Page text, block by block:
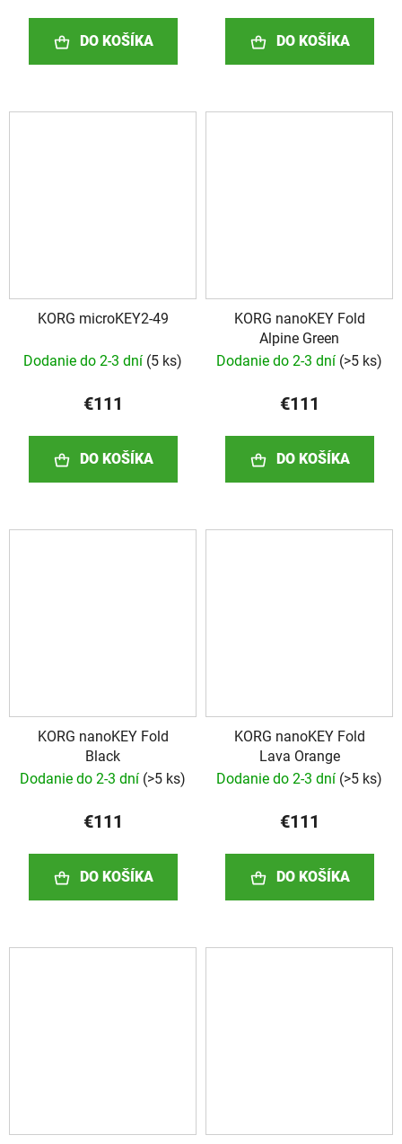
DO KOŠÍKA DO KOŠÍKA
KORG microKEY2-49
Dodanie do 2-3 dní (5 ks)
€111
DO KOŠÍKA
KORG nanoKEY Fold
Alpine Green
Dodanie do 2-3 dní (>5 ks)
€111
DO KOŠÍKA
KORG nanoKEY Fold
Black
Dodanie do 2-3 dní (>5 ks)
€111
DO KOŠÍKA
KORG nanoKEY Fold
Lava Orange
Dodanie do 2-3 dní (>5 ks)
€111
DO KOŠÍKA